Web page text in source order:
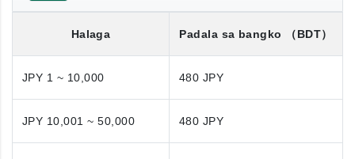
Halaga Padala sa bangko （BDT）
JPY 1 ~ 10,000 480 JPY
JPY 10,001 ~ 50,000 480 JPY